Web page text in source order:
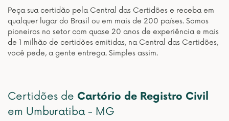
Peça sua certidão pela Central das Certidões e receba em
qualquer lugar do Brasil ou em mais de 200 países. Somos
pioneiros no setor com quase 20 anos de experiência e mais
de 1 milhão de certidões emitidas, na Central das Certidões,
você pede, a gente entrega. Simples assim.
Certidões de Cartório de Registro Civil
em Umburatiba - MG